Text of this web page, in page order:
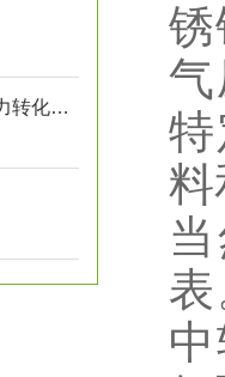
威卡压力表：它如何将管道压力转化为指针读数？
料